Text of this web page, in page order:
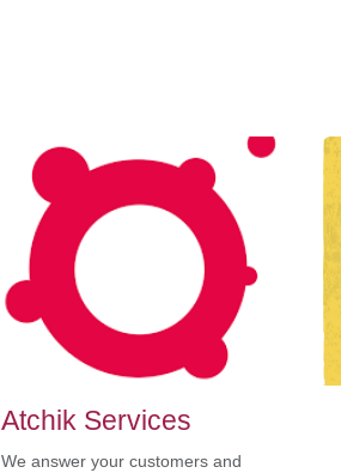
Atchik Services
We answer your customers and